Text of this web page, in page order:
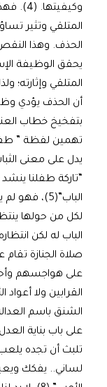
المتلقي وتثير
الحذف. وهذا النقص
يحقق الوظيفة
المتلقي وإثارته؛
أن الحذف يؤدي
بتفخيخ خطاب
تهمين لفظة ”
يدل على معنى
“تاركة طفلنا
الباب”(5)،
لكل من حولها
الباب له لكن
على هواجسهم
القرابين ولا
على باب بناية
تلبث أن تجده
لساني.. يفكك